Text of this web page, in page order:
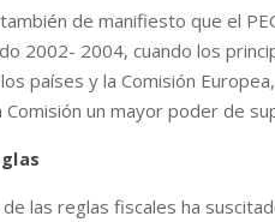
de manifiesto que el
2002- 2004, cuando los
países y la Comisión
Comisión un mayor poder de
las reglas fiscales ha